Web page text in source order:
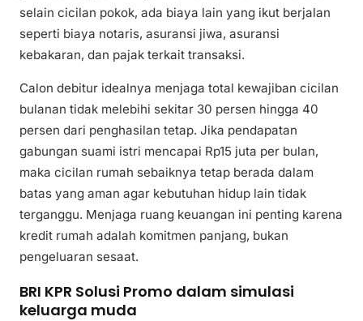
selain cicilan pokok, ada biaya lain yang ikut berjalan
seperti biaya notaris, asuransi jiwa, asuransi
kebakaran, dan pajak terkait transaksi.
Calon debitur idealnya menjaga total kewajiban cicilan
bulanan tidak melebihi sekitar 30 persen hingga 40
persen dari penghasilan tetap. Jika pendapatan
gabungan suami istri mencapai Rp15 juta per bulan,
maka cicilan rumah sebaiknya tetap berada dalam
batas yang aman agar kebutuhan hidup lain tidak
terganggu. Menjaga ruang keuangan ini penting karena
kredit rumah adalah komitmen panjang, bukan
pengeluaran sesaat.
BRI KPR Solusi Promo dalam simulasi
keluarga muda